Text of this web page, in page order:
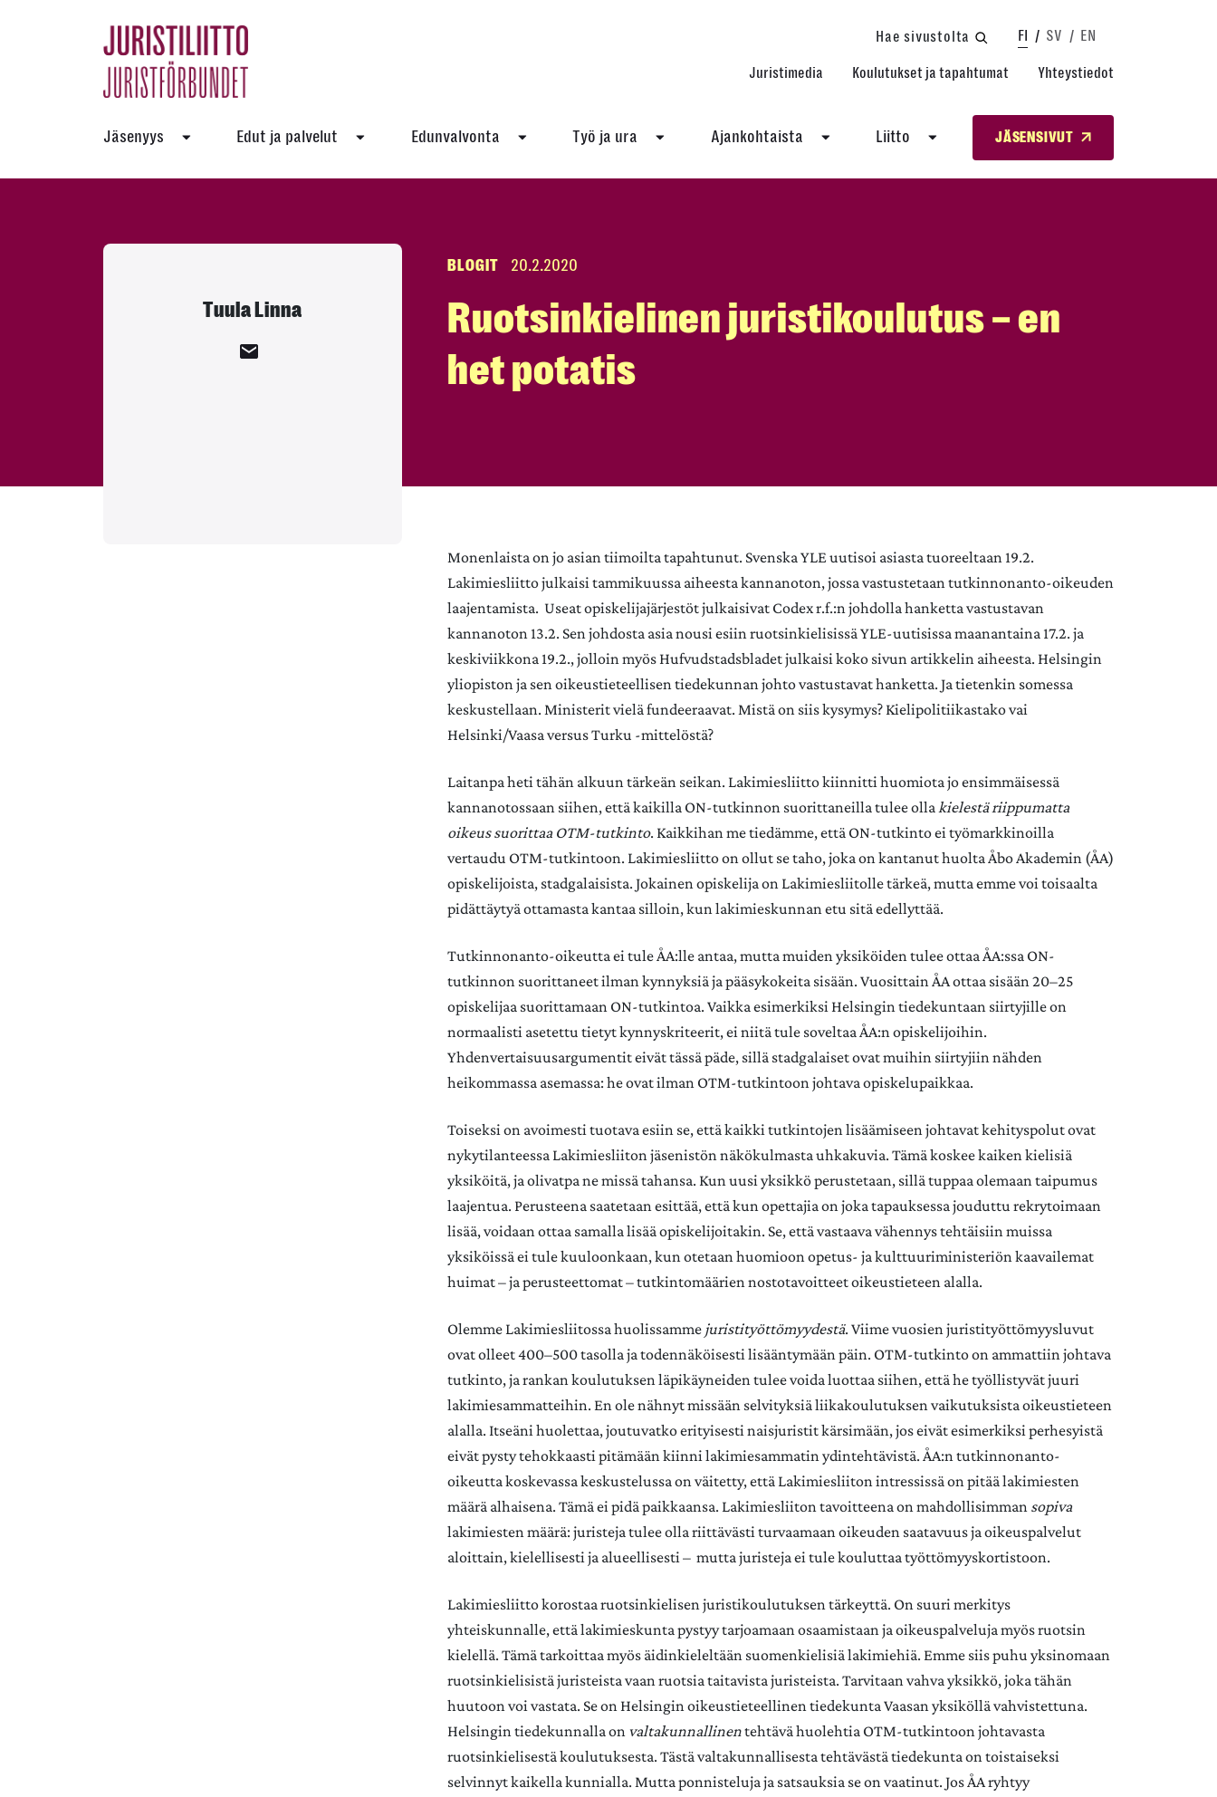
Hae sivustolta FI SV EN
Juristimedia Koulutukset ja tapahtumat Yhteystiedot
Jäsenyys Edut ja palvelut Edunvalvonta Työ ja ura Ajankohtaista Liitto JÄSENSIVUT
BLOGIT 20.2.2020
Ruotsinkielinen juristikoulutus – en
het potatis
Tuula Linna
Monenlaista on jo asian tiimoilta tapahtunut. Svenska YLE uutisoi asiasta tuoreeltaan 19.2.
Lakimiesliitto julkaisi tammikuussa aiheesta kannanoton, jossa vastustetaan tutkinnonanto-oikeuden
laajentamista. Useat opiskelijajärjestöt julkaisivat Codex r.f.:n johdolla hanketta vastustavan
kannanoton 13.2. Sen johdosta asia nousi esiin ruotsinkielisissä YLE-uutisissa maanantaina 17.2. ja
keskiviikkona 19.2., jolloin myös Hufvudstadsbladet julkaisi koko sivun artikkelin aiheesta. Helsingin
yliopiston ja sen oikeustieteellisen tiedekunnan johto vastustavat hanketta. Ja tietenkin somessa
keskustellaan. Ministerit vielä fundeeraavat. Mistä on siis kysymys? Kielipolitiikastako vai
Helsinki/Vaasa versus Turku -mittelöstä?
Laitanpa heti tähän alkuun tärkeän seikan. Lakimiesliitto kiinnitti huomiota jo ensimmäisessä
kannanotossaan siihen, että kaikilla ON-tutkinnon suorittaneilla tulee ollakielestä riippumatta
oikeus suorittaa OTM-tutkinto. Kaikkihan me tiedämme, että ON-tutkinto ei työmarkkinoilla
vertaudu OTM-tutkintoon. Lakimiesliitto on ollut se taho, joka on kantanut huolta Åbo Akademin (ÅA)
opiskelijoista, stadgalaisista. Jokainen opiskelija on Lakimiesliitolle tärkeä, mutta emme voi toisaalta
pidättäytyä ottamasta kantaa silloin, kun lakimieskunnan etu sitä edellyttää.
Tutkinnonanto-oikeutta ei tule ÅA:lle antaa, mutta muiden yksiköiden tulee ottaa ÅA:ssa ON-
tutkinnon suorittaneet ilman kynnyksiä ja pääsykokeita sisään. Vuosittain ÅA ottaa sisään 20–25
opiskelijaa suorittamaan ON-tutkintoa. Vaikka esimerkiksi Helsingin tiedekuntaan siirtyjille on
normaalisti asetettu tietyt kynnyskriteerit, ei niitä tule soveltaa ÅA:n opiskelijoihin.
Yhdenvertaisuusargumentit eivät tässä päde, sillä stadgalaiset ovat muihin siirtyjiin nähden
heikommassa asemassa: he ovat ilman OTM-tutkintoon johtava opiskelupaikkaa.
Toiseksi on avoimesti tuotava esiin se, että kaikki tutkintojen lisäämiseen johtavat kehityspolut ovat
nykytilanteessa Lakimiesliiton jäsenistön näkökulmasta uhkakuvia. Tämä koskee kaiken kielisiä
yksiköitä, ja olivatpa ne missä tahansa. Kun uusi yksikkö perustetaan, sillä tuppaa olemaan taipumus
laajentua. Perusteena saatetaan esittää, että kun opettajia on joka tapauksessa jouduttu rekrytoimaan
lisää, voidaan ottaa samalla lisää opiskelijoitakin. Se, että vastaava vähennys tehtäisiin muissa
yksiköissä ei tule kuuloonkaan, kun otetaan huomioon opetus- ja kulttuuriministeriön kaavailemat
huimat – ja perusteettomat – tutkintomäärien nostotavoitteet oikeustieteen alalla.
Olemme Lakimiesliitossa huolissamme juristityöttömyydestä. Viime vuosien juristityöttömyysluvut
ovat olleet 400–500 tasolla ja todennäköisesti lisääntymään päin. OTM-tutkinto on ammattiin johtava
tutkinto, ja rankan koulutuksen läpikäyneiden tulee voida luottaa siihen, että he työllistyvät juuri
lakimiesammatteihin. En ole nähnyt missään selvityksiä liikakoulutuksen vaikutuksista oikeustieteen
alalla. Itseäni huolettaa, joutuvatko erityisesti naisjuristit kärsimään, jos eivät esimerkiksi perhesyistä
eivät pysty tehokkaasti pitämään kiinni lakimiesammatin ydintehtävistä. ÅA:n tutkinnonanto-
oikeutta koskevassa keskustelussa on väitetty, että Lakimiesliiton intressissä on pitää lakimiesten
määrä alhaisena. Tämä ei pidä paikkaansa. Lakimiesliiton tavoitteena on mahdollisimman sopiva
lakimiesten määrä: juristeja tulee olla riittävästi turvaamaan oikeuden saatavuus ja oikeuspalvelut
aloittain, kielellisesti ja alueellisesti – mutta juristeja ei tule kouluttaa työttömyyskortistoon.
Lakimiesliitto korostaa ruotsinkielisen juristikoulutuksen tärkeyttä. On suuri merkitys
yhteiskunnalle, että lakimieskunta pystyy tarjoamaan osaamistaan ja oikeuspalveluja myös ruotsin
kielellä. Tämä tarkoittaa myös äidinkieleltään suomenkielisiä lakimiehiä. Emme siis puhu yksinomaan
ruotsinkielisistä juristeista vaan ruotsia taitavista juristeista. Tarvitaan vahva yksikkö, joka tähän
huutoon voi vastata. Se on Helsingin oikeustieteellinen tiedekunta Vaasan yksiköllä vahvistettuna.
Helsingin tiedekunnalla on valtakunnallinentehtävä huolehtia OTM-tutkintoon johtavasta
ruotsinkielisestä koulutuksesta. Tästä valtakunnallisesta tehtävästä tiedekunta on toistaiseksi
selvinnyt kaikella kunnialla. Mutta ponnisteluja ja satsauksia se on vaatinut. Jos ÅA ryhtyy